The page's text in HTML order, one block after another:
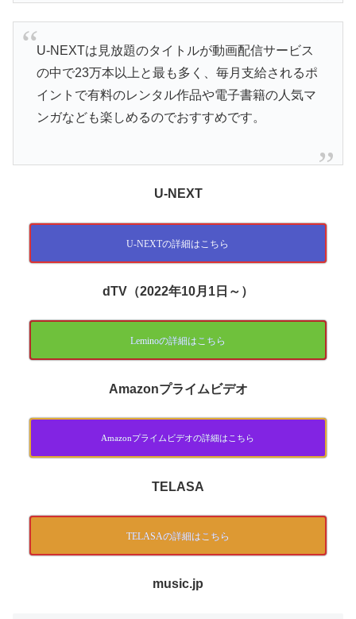
U-NEXTは見放題のタイトルが動画配信サービス
の中で23万本以上と最も多く、毎月支給されるポ
イントで有料のレンタル作品や電子書籍の人気マ
ンガなども楽しめるのでおすすめです。
U-NEXT
U-NEXTの詳細はこちら
dTV（2022年10月1日～）
Leminoの詳細はこちら
Amazonプライムビデオ
Amazonプライムビデオの詳細はこちら
TELASA
TELASAの詳細はこちら
music.jp